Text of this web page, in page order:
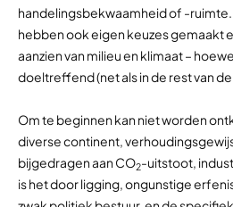
handelingsbekwaamheid of -ruimte.
hebben ook eigen keuzes gemaakt
aanzien van milieu en klimaat –
doeltreffend (net als in de rest van de
Om te beginnen kan niet worden
diverse continent,
bijgedragen aan CO2-uitstoot,
is het door ligging, ongunstige